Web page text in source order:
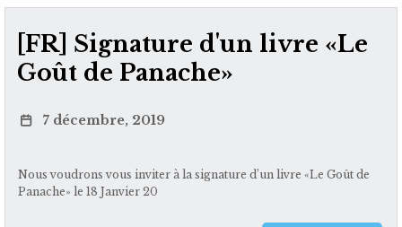
[FR] Signature d'un livre «Le
Goût de Panache»
7 décembre, 2019
Nous voudrons vous inviter à la signature d’un livre «Le Goût de
Panache» le 18 Janvier 20